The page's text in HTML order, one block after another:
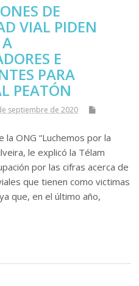
DE
VIAL PIDEN
E
PARA
PEATÓN
septiembre de 2020
la ONG “Luchemos por la
le explicó la Télam
por las cifras acerca de
que tienen como victimas
que, en el último año,